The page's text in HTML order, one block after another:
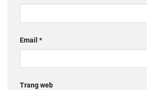
Email *
Trang web